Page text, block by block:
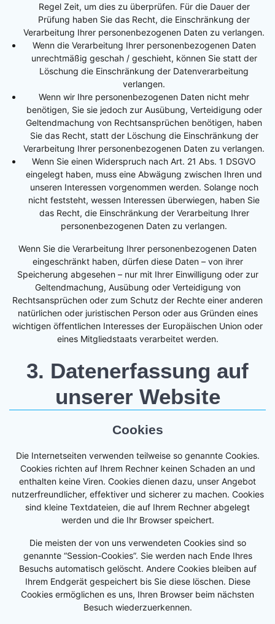
Regel Zeit, um dies zu überprüfen. Für die Dauer der
Prüfung haben Sie das Recht, die Einschränkung der
Verarbeitung Ihrer personenbezogenen Daten zu verlangen.
Wenn die Verarbeitung Ihrer personenbezogenen Daten
unrechtmäßig geschah / geschieht, können Sie statt der
Löschung die Einschränkung der Datenverarbeitung
verlangen.
Wenn wir Ihre personenbezogenen Daten nicht mehr
benötigen, Sie sie jedoch zur Ausübung, Verteidigung oder
Geltendmachung von Rechtsansprüchen benötigen, haben
Sie das Recht, statt der Löschung die Einschränkung der
Verarbeitung Ihrer personenbezogenen Daten zu verlangen.
Wenn Sie einen Widerspruch nach Art. 21 Abs. 1 DSGVO
eingelegt haben, muss eine Abwägung zwischen Ihren und
unseren Interessen vorgenommen werden. Solange noch
nicht feststeht, wessen Interessen überwiegen, haben Sie
das Recht, die Einschränkung der Verarbeitung Ihrer
personenbezogenen Daten zu verlangen.
Wenn Sie die Verarbeitung Ihrer personenbezogenen Daten
eingeschränkt haben, dürfen diese Daten – von ihrer
Speicherung abgesehen – nur mit Ihrer Einwilligung oder zur
Geltendmachung, Ausübung oder Verteidigung von
Rechtsansprüchen oder zum Schutz der Rechte einer anderen
natürlichen oder juristischen Person oder aus Gründen eines
wichtigen öffentlichen Interesses der Europäischen Union oder
eines Mitgliedstaats verarbeitet werden.
3. Datenerfassung auf
unserer Website
Cookies
Die Internetseiten verwenden teilweise so genannte Cookies.
Cookies richten auf Ihrem Rechner keinen Schaden an und
enthalten keine Viren. Cookies dienen dazu, unser Angebot
nutzerfreundlicher, effektiver und sicherer zu machen. Cookies
sind kleine Textdateien, die auf Ihrem Rechner abgelegt
werden und die Ihr Browser speichert.
Die meisten der von uns verwendeten Cookies sind so
genannte “Session-Cookies”. Sie werden nach Ende Ihres
Besuchs automatisch gelöscht. Andere Cookies bleiben auf
Ihrem Endgerät gespeichert bis Sie diese löschen. Diese
Cookies ermöglichen es uns, Ihren Browser beim nächsten
Besuch wiederzuerkennen.